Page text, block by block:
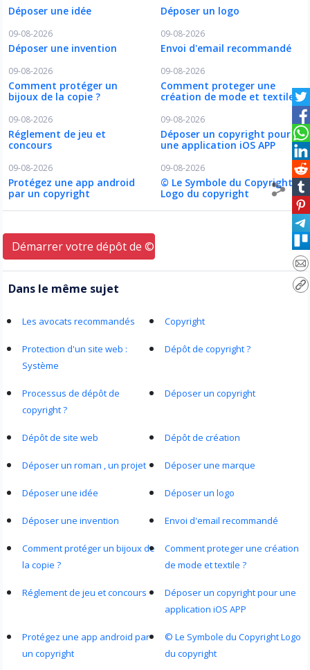
Déposer une idée Déposer un logo
09-08-2026
Déposer une invention
09-08-2026
Envoi d'email recommandé
09-08-2026
Comment protéger un
bijoux de la copie ?
09-08-2026
Comment proteger une
création de mode et textile ?
09-08-2026
Réglement de jeu et
concours
09-08-2026
Déposer un copyright pour
une application iOS APP
09-08-2026
Protégez une app android
par un copyright
09-08-2026
© Le Symbole du Copyright
Logo du copyright
Démarrer votre dépôt de © ici
Dans le même sujet
Les avocats recommandés Copyright
Protection d'un site web :
Système
Dépôt de copyright ?
Processus de dépôt de
copyright ?
Déposer un copyright
Dépôt de site web Dépôt de création
Déposer un roman , un projet Déposer une marque
Déposer une idée Déposer un logo
Déposer une invention Envoi d'email recommandé
Comment protéger un bijoux de
la copie ?
Comment proteger une création
de mode et textile ?
Réglement de jeu et concours
Déposer un copyright pour une
application iOS APP
Protégez une app android par
un copyright
© Le Symbole du Copyright Logo
du copyright